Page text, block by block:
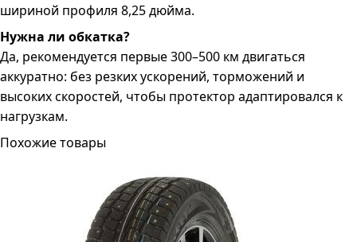
шириной профиля 8,25 дюйма.
Нужна ли обкатка?
Да, рекомендуется первые 300–500 км двигаться
аккуратно: без резких ускорений, торможений и
высоких скоростей, чтобы протектор адаптировался к
нагрузкам.
Похожие товары